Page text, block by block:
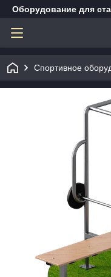
Оборудование для
Спортивное